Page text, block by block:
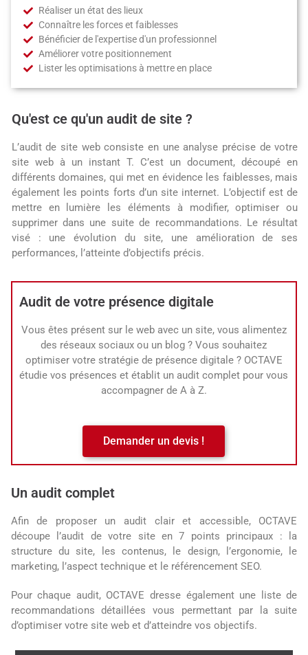
Réaliser un état des lieux
Connaître les forces et faiblesses
Bénéficier de l'expertise d'un professionnel
Améliorer votre positionnement
Lister les optimisations à mettre en place
Qu'est ce qu'un audit de site ?
L’audit de site web consiste en une analyse précise de votre
site web à un instant T. C’est un document, découpé en
différents domaines, qui met en évidence les faiblesses, mais
également les points forts d’un site internet. L’objectif est de
mettre en lumière les éléments à modifier, optimiser ou
supprimer dans une suite de recommandations. Le résultat
visé : une évolution du site, une amélioration de ses
performances, l’atteinte d’objectifs précis.
Audit de votre présence digitale
Vous êtes présent sur le web avec un site, vous alimentez
des réseaux sociaux ou un blog ? Vous souhaitez
optimiser votre stratégie de présence digitale ? OCTAVE
étudie vos présences et établit un audit complet pour vous
accompagner de A à Z.
Demander un devis !
Un audit complet
Afin de proposer un audit clair et accessible, OCTAVE
découpe l’audit de votre site en 7 points principaux : la
structure du site, les contenus, le design, l’ergonomie, le
marketing, l’aspect technique et le référencement SEO.
Pour chaque audit, OCTAVE dresse également une liste de
recommandations détaillées vous permettant par la suite
d’optimiser votre site web et d’atteindre vos objectifs.